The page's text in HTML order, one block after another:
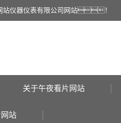
站仪器仪表有限公司网站！
关于午夜看片网站
站